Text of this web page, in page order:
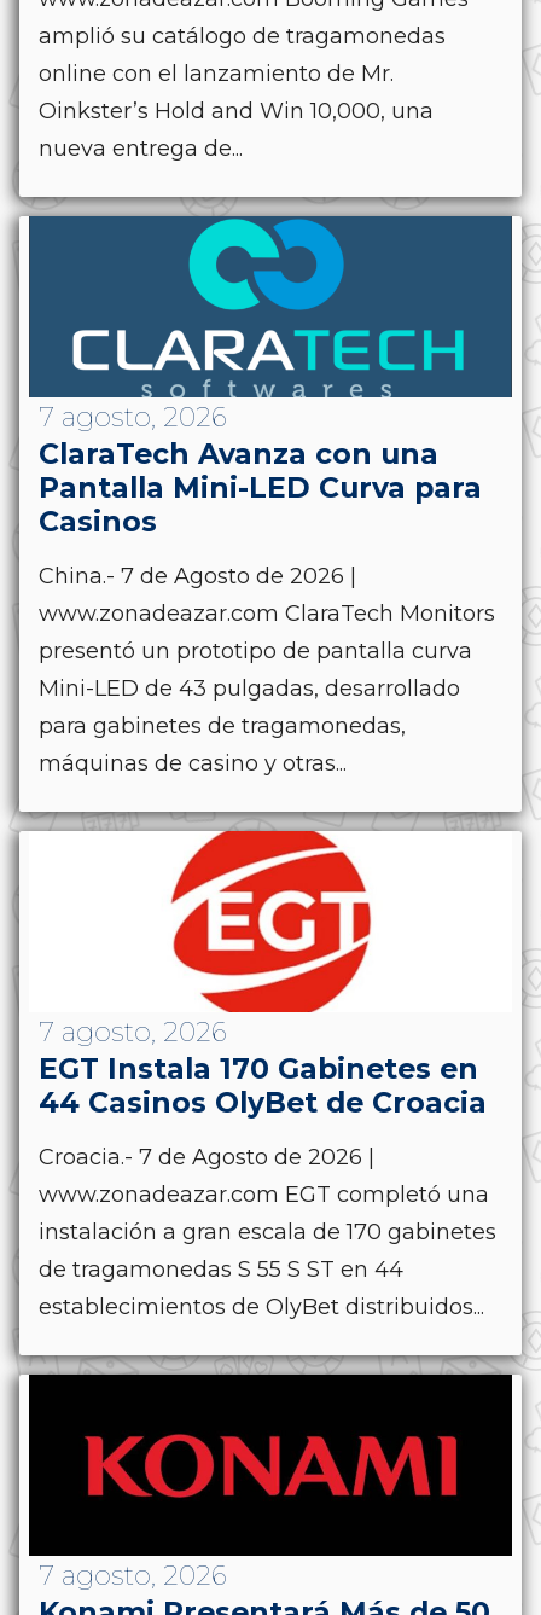
amplió su catálogo de tragamonedas
online con el lanzamiento de Mr.
Oinkster’s Hold and Win 10,000, una
nueva entrega de...
7 agosto, 2026
ClaraTech Avanza con una
Pantalla Mini-LED Curva para
Casinos
China.- 7 de Agosto de 2026 |
www.zonadeazar.com ClaraTech Monitors
presentó un prototipo de pantalla curva
Mini-LED de 43 pulgadas, desarrollado
para gabinetes de tragamonedas,
máquinas de casino y otras...
7 agosto, 2026
EGT Instala 170 Gabinetes en
44 Casinos OlyBet de Croacia
Croacia.- 7 de Agosto de 2026 |
www.zonadeazar.com EGT completó una
instalación a gran escala de 170 gabinetes
de tragamonedas S 55 S ST en 44
establecimientos de OlyBet distribuidos...
7 agosto, 2026